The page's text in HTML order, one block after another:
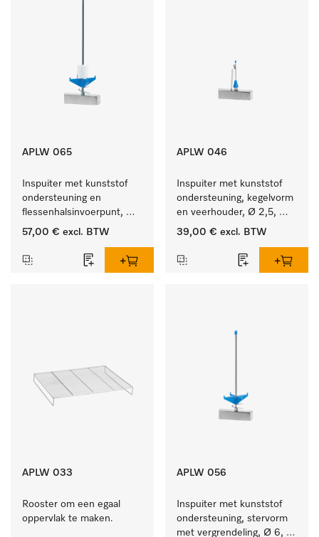
APLW 065
Inspuiter met kunststof
ondersteuning en
flessenhalsinvoerpunt,
ster, Ø 6, lengte 275 mm.
57,00 € excl. BTW
APLW 046
Inspuiter met kunststof
ondersteuning, kegelvorm
en veerhouder, Ø 2,5,
lengte 80 mm.
39,00 € excl. BTW
APLW 033
Rooster om een egaal
oppervlak te maken.
APLW 056
Inspuiter met kunststof
ondersteuning, stervorm
met vergrendeling, Ø 6,